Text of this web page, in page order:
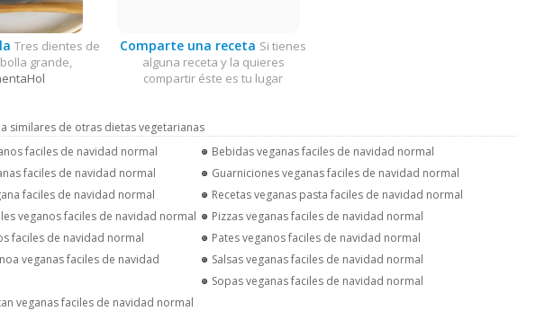
Tres dientes de
grande,
Comparte una receta Si tienes
alguna receta y la quieres
compartir éste es tu lugar
similares de otras dietas vegetarianas
faciles de navidad normal
Bebidas veganas faciles de navidad normal
faciles de navidad normal
Guarniciones veganas faciles de navidad normal
faciles de navidad normal
Recetas veganas pasta faciles de navidad normal
veganos faciles de navidad normal
Pizzas veganas faciles de navidad normal
faciles de navidad normal
Pates veganos faciles de navidad normal
veganas faciles de navidad
Salsas veganas faciles de navidad normal
Sopas veganas faciles de navidad normal
veganas faciles de navidad normal